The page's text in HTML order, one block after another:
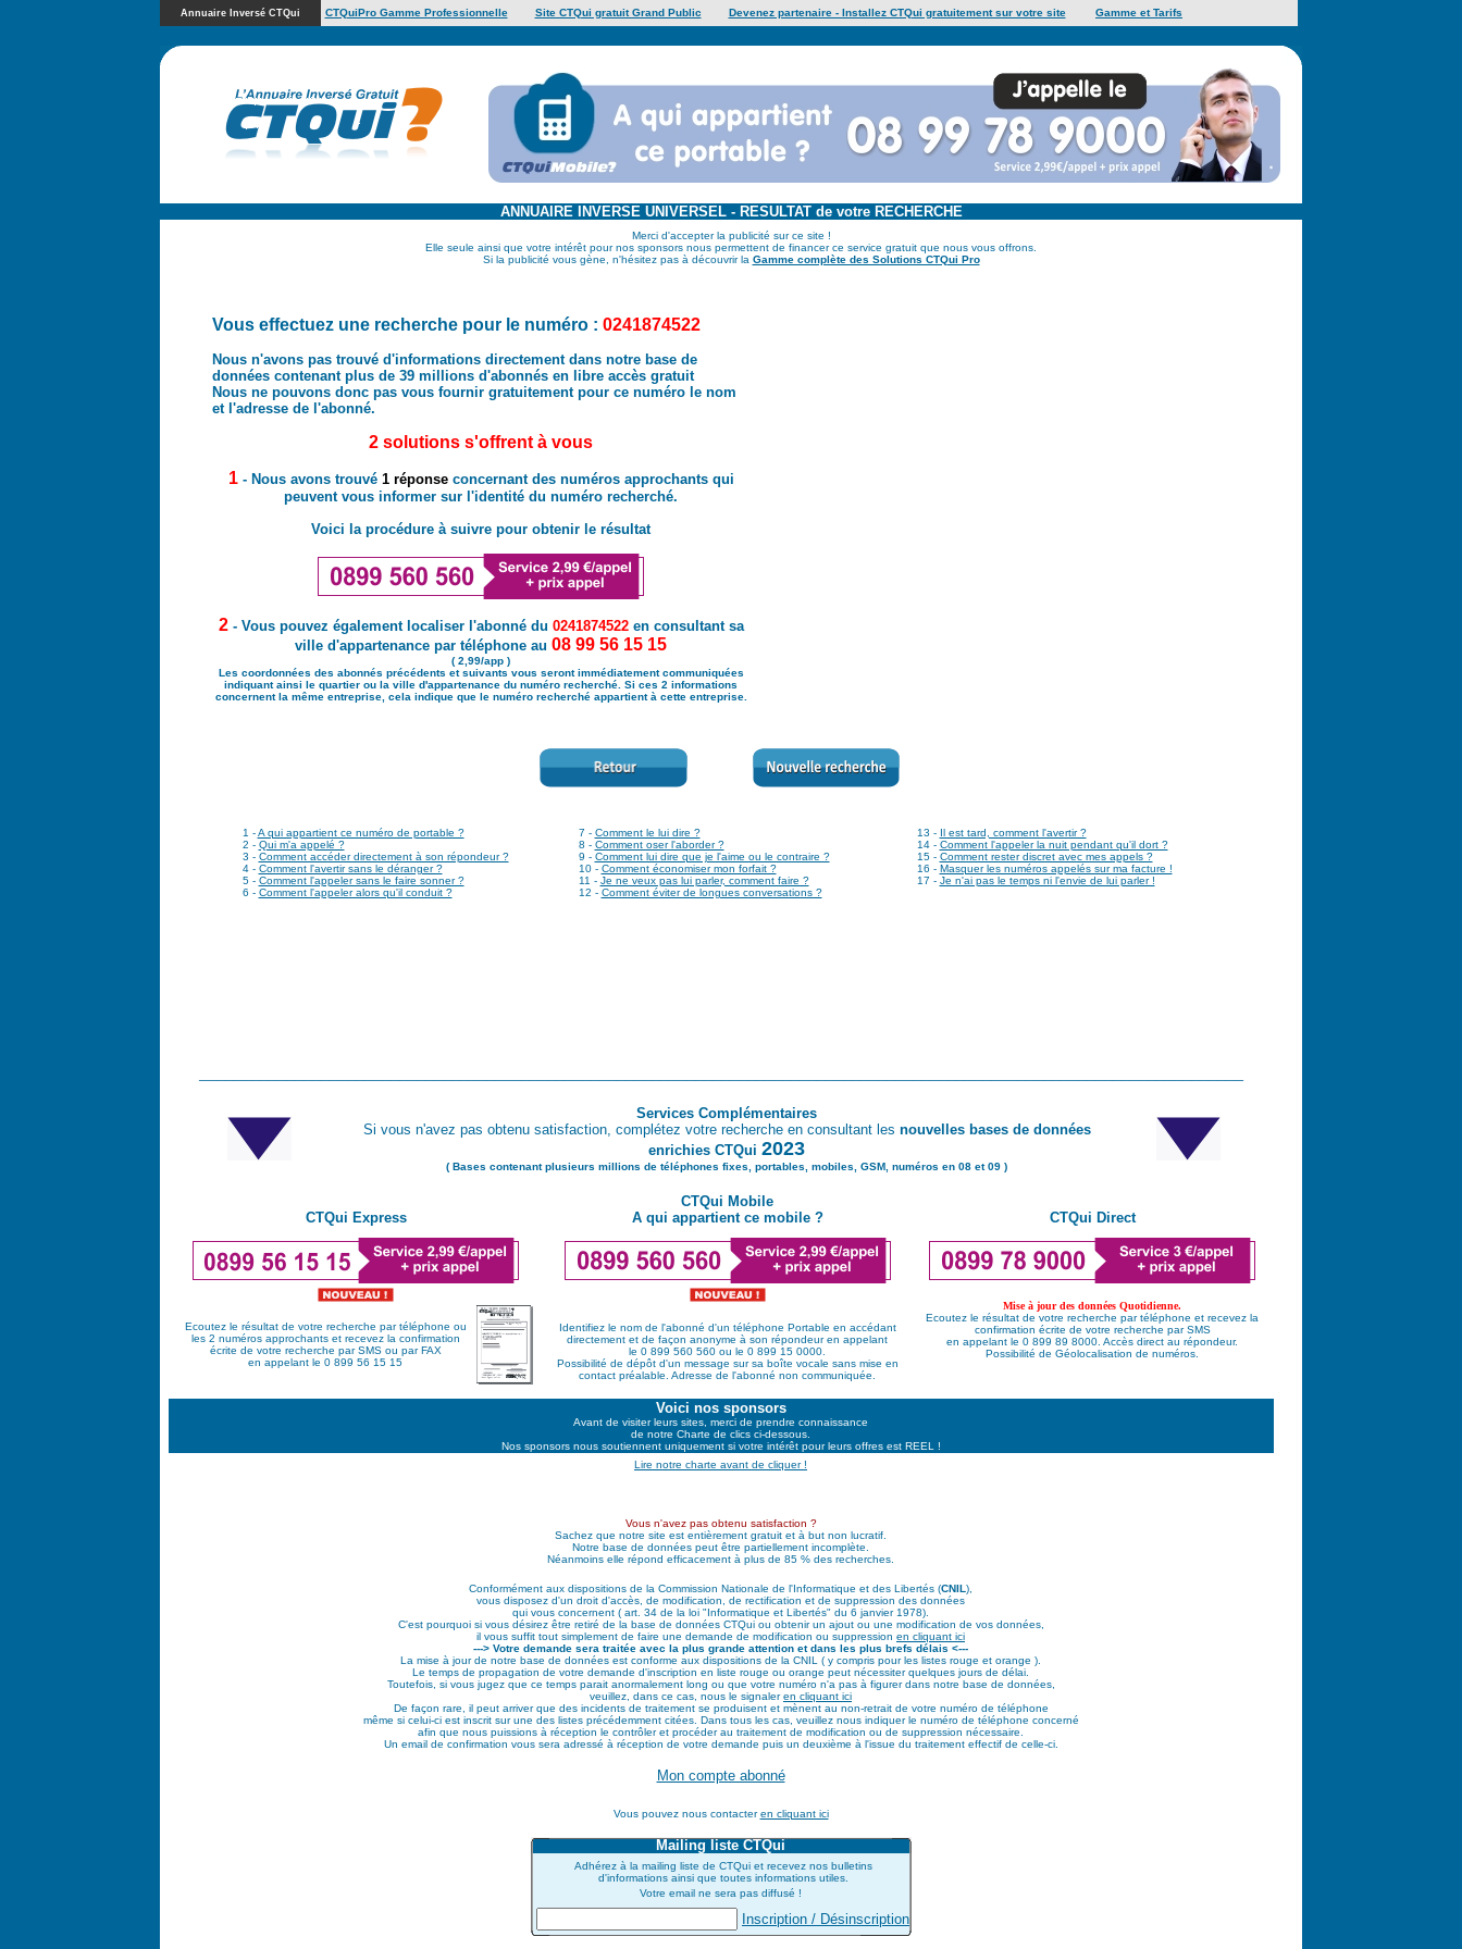
Annuaire Inversé CTQui CTQuiPro Gamme Professionnelle Site CTQui gratuit Grand Public Devenez partenaire - Installez CTQui gratuitement sur votre site Gamme et Tarifs
ANNUAIRE INVERSE UNIVERSEL - RESULTAT de votre RECHERCHE
Merci d'accepter la publicité sur ce site !
Elle seule ainsi que votre intérêt pour nos sponsors nous permettent de financer ce service gratuit que nous vous offrons.
Si la publicité vous gène, n'hésitez pas à découvrir la Gamme complète des Solutions CTQui Pro
Vous effectuez une recherche pour le numéro : 0241874522
Nous n'avons pas trouvé d'informations directement dans notre base de
données contenant plus de 39 millions d'abonnés en libre accès gratuit
Nous ne pouvons donc pas vous fournir gratuitement pour ce numéro le nom
et l'adresse de l'abonné.
2 solutions s'offrent à vous
1- Nous avons trouvé 1 réponse concernant des numéros approchants qui
peuvent vous informer sur l'identité du numéro recherché.
Voici la procédure à suivre pour obtenir le résultat
2- Vous pouvez également localiser l'abonné du 0241874522 en consultant sa
ville d'appartenance par téléphone au 08 99 56 15 15
( 2,99/app )
Les coordonnées des abonnés précédents et suivants vous seront immédiatement communiquées
indiquant ainsi le quartier ou la ville d'appartenance du numéro recherché. Si ces 2 informations
concernent la même entreprise, cela indique que le numéro recherché appartient à cette entreprise.
1 -A qui appartient ce numéro de portable ?
2 - Qui m'a appelé ?
3 - Comment accéder directement à son répondeur ?
4 - Comment l'avertir sans le déranger ?
5 - Comment l'appeler sans le faire sonner ?
6 - Comment l'appeler alors qu'il conduit ?
7 - Comment le lui dire ?
8 - Comment oser l'aborder ?
9 - Comment lui dire que je l'aime ou le contraire ?
10 - Comment économiser mon forfait ?
11 - Je ne veux pas lui parler, comment faire ?
12 - Comment éviter de longues conversations ?
13 - Il est tard, comment l'avertir ?
14 - Comment l'appeler la nuit pendant qu'il dort ?
15 - Comment rester discret avec mes appels ?
16 - Masquer les numéros appelés sur ma facture !
17 - Je n'ai pas le temps ni l'envie de lui parler !
Services Complémentaires
Si vous n'avez pas obtenu satisfaction, complétez votre recherche en consultant les nouvelles bases de données
enrichies CTQui 2023
( Bases contenant plusieurs millions de téléphones fixes, portables, mobiles, GSM, numéros en 08 et 09 )
CTQui Express
CTQui Mobile
A qui appartient ce mobile ?
CTQui Direct
Ecoutez le résultat de votre recherche par téléphone ou
les 2 numéros approchants et recevez la confirmation
écrite de votre recherche par SMS ou par FAX
en appelant le 0 899 56 15 15
Identifiez le nom de l'abonné d'un téléphone Portable en accédant
directement et de façon anonyme à son répondeur en appelant
le 0 899 560 560 ou le 0 899 15 0000.
Possibilité de dépôt d'un message sur sa boîte vocale sans mise en
contact préalable. Adresse de l'abonné non communiquée.
Mise à jour des données Quotidienne.
Ecoutez le résultat de votre recherche par téléphone et recevez la
confirmation écrite de votre recherche par SMS
en appelant le 0 899 89 8000. Accès direct au répondeur.
Possibilité de Géolocalisation de numéros.
Voici nos sponsors
Avant de visiter leurs sites, merci de prendre connaissance
de notre Charte de clics ci-dessous.
Nos sponsors nous soutiennent uniquement si votre intérêt pour leurs offres est REEL !
Lire notre charte avant de cliquer !
Vous n'avez pas obtenu satisfaction ?
Sachez que notre site est entièrement gratuit et à but non lucratif.
Notre base de données peut être partiellement incomplète.
Néanmoins elle répond efficacement à plus de 85 % des recherches.
Conformément aux dispositions de la Commission Nationale de l'Informatique et des Libertés (CNIL),
vous disposez d'un droit d'accès, de modification, de rectification et de suppression des données
qui vous concernent ( art. 34 de la loi "Informatique et Libertés" du 6 janvier 1978).
C'est pourquoi si vous désirez être retiré de la base de données CTQui ou obtenir un ajout ou une modification de vos données,
il vous suffit tout simplement de faire une demande de modification ou suppression en cliquant ici
---> Votre demande sera traitée avec la plus grande attention et dans les plus brefs délais <---
La mise à jour de notre base de données est conforme aux dispositions de la CNIL ( y compris pour les listes rouge et orange ).
Le temps de propagation de votre demande d'inscription en liste rouge ou orange peut nécessiter quelques jours de délai.
Toutefois, si vous jugez que ce temps parait anormalement long ou que votre numéro n'a pas à figurer dans notre base de données,
veuillez, dans ce cas, nous le signaleren cliquant ici
De façon rare, il peut arriver que des incidents de traitement se produisent et mènent au non-retrait de votre numéro de téléphone
même si celui-ci est inscrit sur une des listes précédemment citées. Dans tous les cas, veuillez nous indiquer le numéro de téléphone concerné
afin que nous puissions à réception le contrôler et procéder au traitement de modification ou de suppression nécessaire.
Un email de confirmation vous sera adressé à réception de votre demande puis un deuxième à l'issue du traitement effectif de celle-ci.
Mon compte abonné
Vous pouvez nous contacteren cliquant ici
Mailing liste CTQui
Adhérez à la mailing liste de CTQui et recevez nos bulletins
d'informations ainsi que toutes informations utiles.
Votre email ne sera pas diffusé !
Inscription / Désinscription